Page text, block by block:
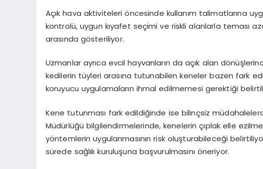
Açık hava aktiviteleri öncesinde kullanım talimatlarına
kontrolü, uygun kıyafet seçimi ve riskli alanlarla teması
arasında gösteriliyor.
Uzmanlar ayrıca evcil hayvanların da açık alan
kedilerin tüyleri arasına tutunabilen keneler bazen fark
koruyucu uygulamaların ihmal edilmemesi gerektiği
Kene tutunması fark edildiğinde ise bilinçsiz
Müdürlüğü bilgilendirmelerinde, kenelerin çıplak elle
yöntemlerin uygulanmasının risk oluşturabileceği
sürede sağlık kuruluşuna başvurulmasını öneriyor.